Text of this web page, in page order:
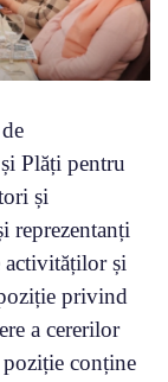
Plăți pentru
și
reprezentanți
activităților și
privind
a cererilor
conține